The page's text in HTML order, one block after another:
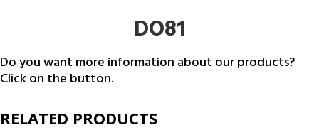
DO81
Do you want more information about our products?
Click on the button.
RELATED PRODUCTS